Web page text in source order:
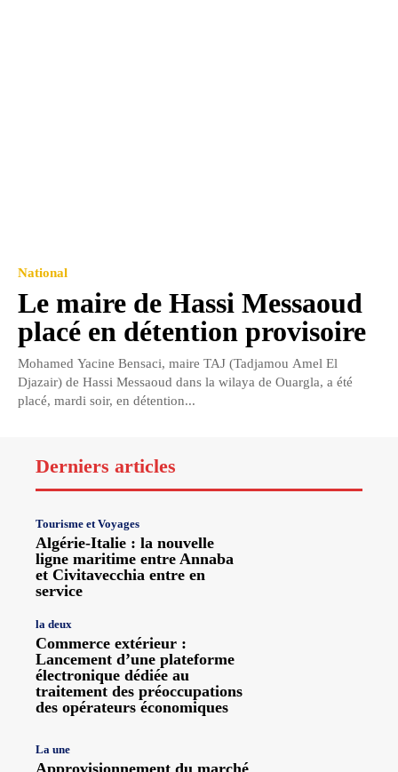
National
Le maire de Hassi Messaoud
placé en détention provisoire
Mohamed Yacine Bensaci, maire TAJ (Tadjamou Amel El
Djazair) de Hassi Messaoud dans la wilaya de Ouargla, a été
placé, mardi soir, en détention...
Derniers articles
Tourisme et Voyages
Algérie-Italie : la nouvelle
ligne maritime entre Annaba
et Civitavecchia entre en
service
la deux
Commerce extérieur :
Lancement d’une plateforme
électronique dédiée au
traitement des préoccupations
des opérateurs économiques
La une
Approvisionnement du marché